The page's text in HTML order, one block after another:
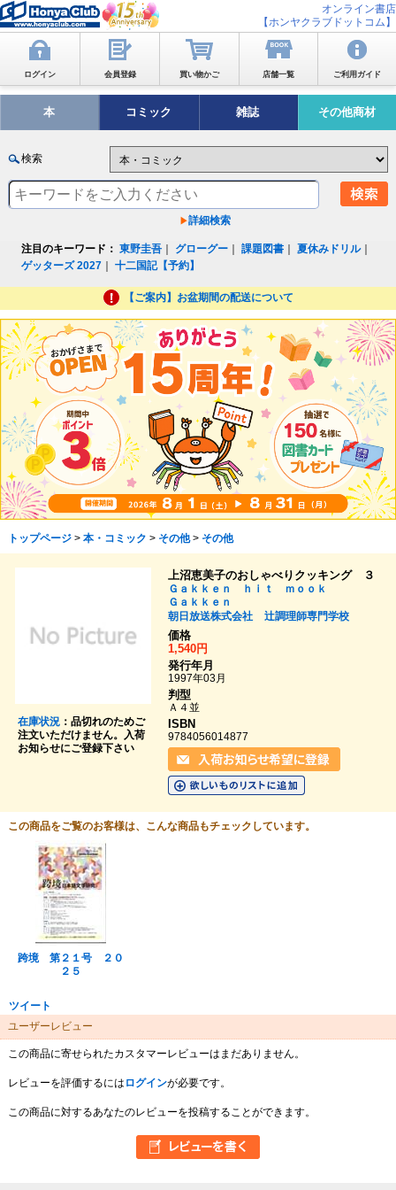
オンライン書店
【ホンヤクラブドットコム】
ログイン 会員登録 買い物かご 店舗一覧 ご利用ガイド
本 コミック 雑誌 その他商材
検索
詳細検索
注目のキーワード： 東野圭吾 グローグー ｜課題図書 ｜夏休みドリル｜
ゲッターズ 2027 ｜十二国記【予約】
【ご案内】お盆期間の配送について
トップページ> 本・コミック > その他> その他
在庫状況：品切れのためご
注文いただけません。入荷
お知らせにご登録下さい
上沼恵美子のおしゃべりクッキング ３
Ｇａｋｋｅｎ ｈｉｔ ｍｏｏｋ
Ｇａｋｋｅｎ
朝日放送株式会社
辻調理師専門学校
価格
1,540円
発行年月
1997年03月
判型
Ａ４並
ISBN
9784056014877
この商品をご覧のお客様は、こんな商品もチェックしています。
跨境 第２１号 ２０
２５
ツイート
ユーザーレビュー
この商品に寄せられたカスタマーレビューはまだありません。
レビューを評価するには ログインが必要です。
この商品に対するあなたのレビューを投稿することができます。